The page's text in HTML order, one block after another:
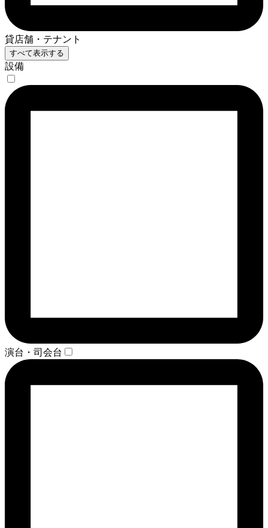
貸店舗・テナント
すべて表示する
設備
演台・司会台